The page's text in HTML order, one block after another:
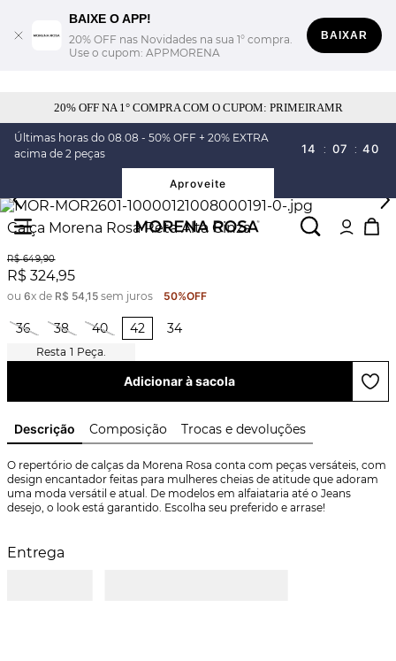
BAIXE O APP!
20% OFF nas Novidades na sua 1° compra.
Use o cupom: APPMORENA
BAIXAR
20% OFF NA 1° COMPRA COM O CUPOM: PRIMEIRAMR
Últimas horas do 08.08 - 50% OFF + 20% EXTRA
acima de 2 peças
14 : 07 : 40
Aproveite
Calça Morena Rosa Reta Alta Cinza
R$ 649,90
R$ 324,95
ou 6x de R$ 54,15 sem juros 50%OFF
36 38 40 42 34
1 Peça.
Adicionar à sacola
Descrição Composição Trocas e devoluções
O repertório de calças da Morena Rosa conta com peças versáteis, com
design encantador feitas para mulheres cheias de atitude que adoram
uma moda versátil e atual. De modelos em alfaiataria até o Jeans
desejo, o look está garantido. Escolha seu preferido e arrase!
Entrega